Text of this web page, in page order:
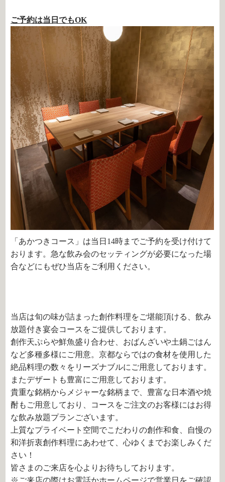
ご予約は当日でもOK
「あかつきコース」は当日 14時までご予約を受け付けて
おります。急な飲み会のセッティングが必要になった場
合などにもぜひ当店をご利用ください。
当店は旬の味が詰まった創作料理をご堪能頂ける、飲み
放題付き宴会コースをご提供しております。
創作天ぷらや鮮魚盛り合わせ、おばんざいや土鍋ごはん
など多種多様にご用意。京都ならではの食材を使用した
絶品料理の数々をリーズナブルにご用意しております。
またデザートも豊富にご用意しております。
貴重な銘柄からメジャーな銘柄まで、豊富な日本酒や焼
酎もご用意しており、コースをご注文のお客様にはお得
な飲み放題プランございます。
上質なプライベート空間でこだわりの創作和食、自慢の
和洋折衷創作料理にあわせて、心ゆくまでお楽しみくだ
さい！
皆さまのご来店を心よりお待ちしております。
※ご来店の際はお電話かホームページで営業日をご確認